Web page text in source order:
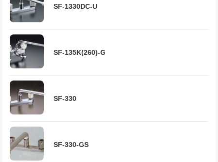
SF-1330DC-U
SF-135K(260)-G
SF-330
SF-330-GS